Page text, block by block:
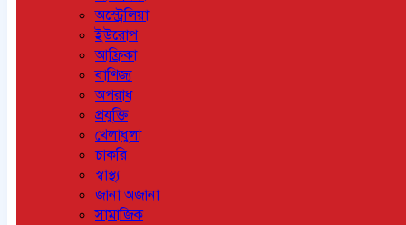
অস্ট্রেলিয়া
ইউরোপ
আফ্রিকা
বাণিজ্য
অপরাধ
প্রযুক্তি
খেলাধুলা
চাকরি
স্বাস্থ্য
জানা অজানা
সামাজিক